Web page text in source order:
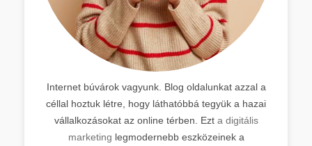
Internet búvárok vagyunk. Blog oldalunkat azzal a
céllal hoztuk létre, hogy láthatóbbá tegyük a hazai
vállalkozásokat az online térben. Ezt a digitális
marketing legmodernebb eszközeinek a